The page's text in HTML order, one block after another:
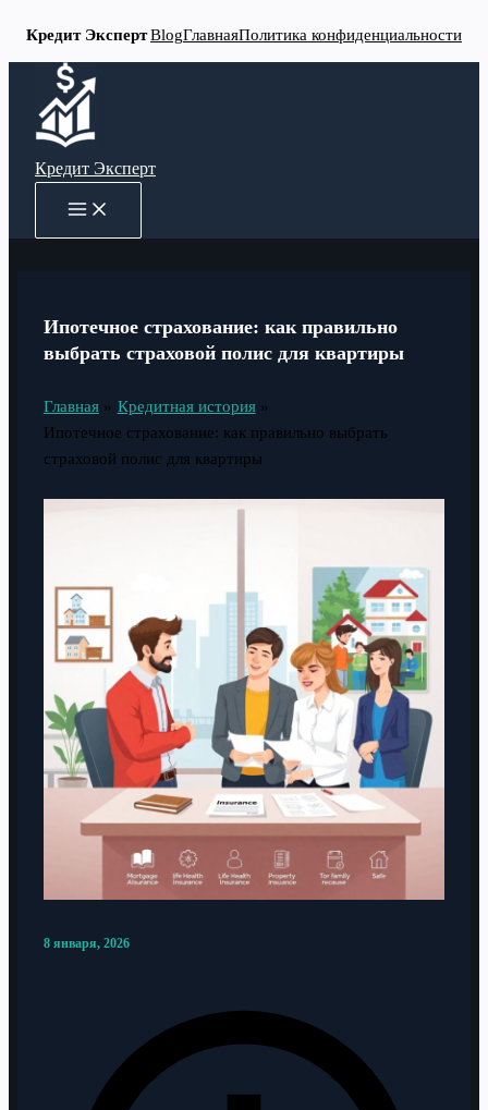
Кредит ЭкспертBlogГлавнаяПолитика конфиденциальности
Перейти
содержимому
Кредит Эксперт
MAIN
MENU
Ипотечное страхование: как правильно
выбрать страховой полис для квартиры
Главная
Кредитная история
Ипотечное страхование: как правильно выбрать
страховой полис для квартиры
8 января, 2026